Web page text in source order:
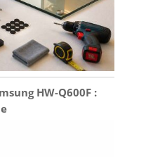
HW-Q600F :